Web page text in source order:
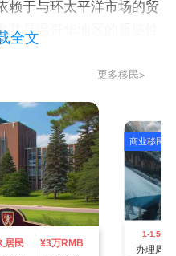
赖于与环太平洋市场的贸
其是温哥华地区的重要性
重要。
民和少数民族的多元文化
使温哥华成为一座包容、
好地融入社会提供了平
的生活成本非常高。尤其
全文
更多移民>
居民 ¥3万RMB
商业移民
1-1.5年
办理周期